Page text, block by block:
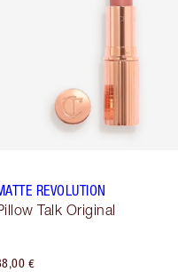
REVOLUTION
Talk Original
€